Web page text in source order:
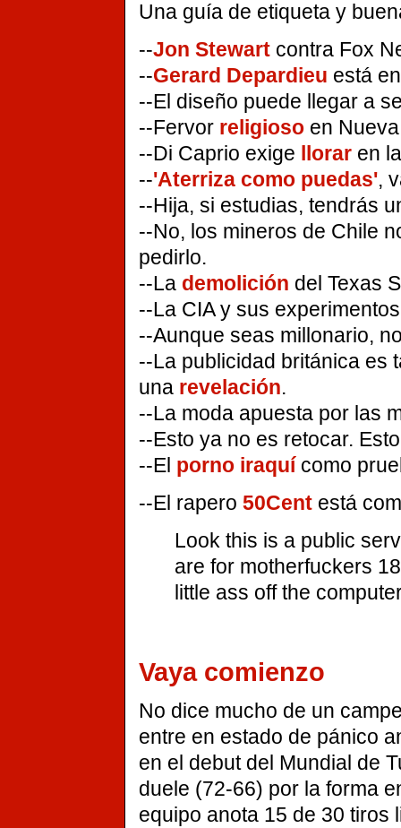
Una guía de etiqueta y
--Jon Stewart contra Fox
--Gerard Depardieu está
--El diseño puede llegar a
--Fervor religioso en
--Di Caprio exige llorar en
--'Aterriza como puedas',
--Hija, si estudias, tendrás
--No, los mineros de Chile
pedirlo.
--La demolición del Texas
--La CIA y sus
--Aunque seas millonario,
--La publicidad británica es
una revelación.
--La moda apuesta por las
--Esto ya no es retocar.
--El porno iraquícomo
--El rapero 50Cent está
Look this is a public
are for motherfuckers
little ass off the
Vaya comienzo
No dice mucho de un
entre en estado de pánico
en el debut del Mundial de
duele (72-66) por la forma
equipo anota 15 de 30 tiros